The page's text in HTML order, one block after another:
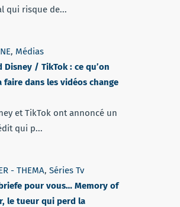
qui risque de...
, Médias
Disney / TikTok : ce qu’on
faire dans les vidéos change
et TikTok ont annoncé un
qui p...
- THEMA, Séries Tv
pour vous… Memory of
le tueur qui perd la